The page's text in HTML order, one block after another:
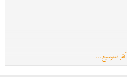
أنقر للتوسيع...